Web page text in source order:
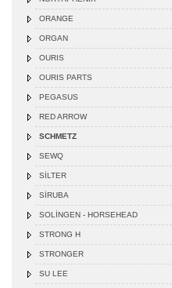
ORANGE
ORGAN
OURIS
OURIS PARTS
PEGASUS
RED ARROW
SCHMETZ
SEWQ
SİLTER
SİRUBA
SOLİNGEN - HORSEHEAD
STRONG H
STRONGER
SU LEE